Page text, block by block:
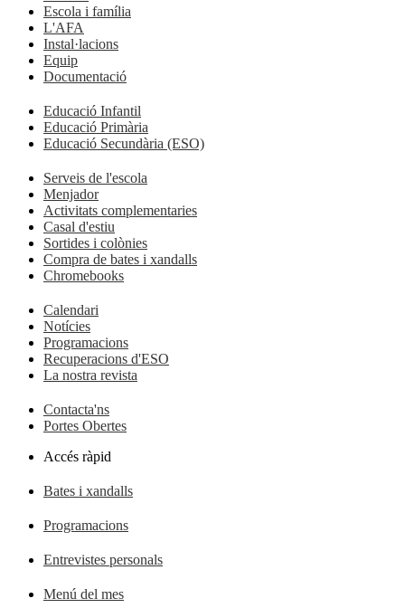
Escola i família
L'AFA
Instal·lacions
Equip
Documentació
Educació Infantil
Educació Primària
Educació Secundària (ESO)
Serveis de l'escola
Menjador
Activitats complementaries
Casal d'estiu
Sortides i colònies
Compra de bates i xandalls
Chromebooks
Calendari
Notícies
Programacions
Recuperacions d'ESO
La nostra revista
Contacta'ns
Portes Obertes
Accés ràpid
Bates i xandalls
Programacions
Entrevistes personals
Menú del mes